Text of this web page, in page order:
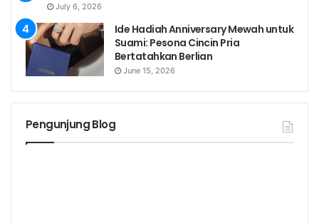
July 6, 2026
Ide Hadiah Anniversary Mewah untuk
Suami: Pesona Cincin Pria
Bertatahkan Berlian
June 15, 2026
Pengunjung Blog